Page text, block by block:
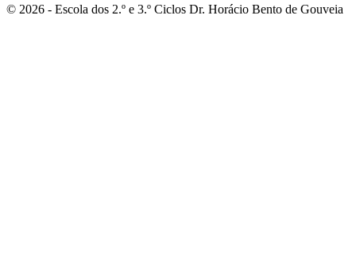
© 2026 - Escola dos 2.º e 3.º Ciclos Dr. Horácio Bento de Gouveia